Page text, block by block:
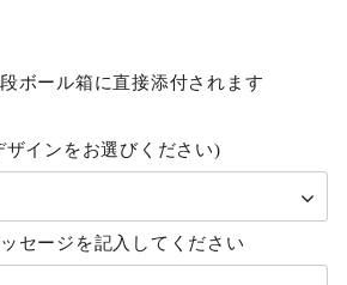
ボール箱に直接添付されます
ザインをお選びください)
セージを記入してください